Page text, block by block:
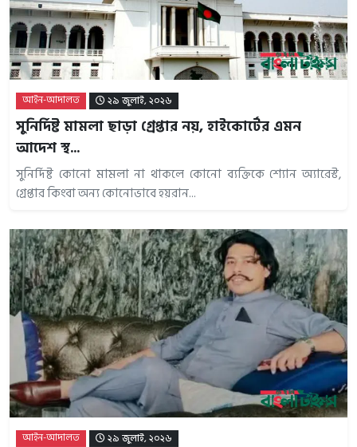
আইন-আদালত ২৯ জুলাই, ২০২৬
সুনির্দিষ্ট মামলা ছাড়া গ্রেপ্তার নয়, হাইকোর্টের এমন
আদেশ স্থ...
সুনির্দিষ্ট কোনো মামলা না থাকলে কোনো ব্যক্তিকে শ্যোন অ্যারেস্ট,
গ্রেপ্তার কিংবা অন্য কোনোভাবে হয়রান...
আইন-আদালত ২৯ জুলাই, ২০২৬